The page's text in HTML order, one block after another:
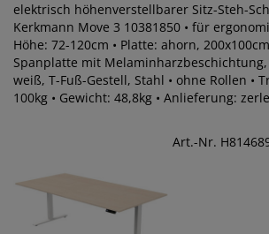
elektrisch höhenverstellbarer Sitz-Steh-
Kerkmann Move 3 10381850 • für
Höhe: 72-120cm • Platte: ahorn,
Spanplatte mit Melaminharzbeschichtung,
weiß, T-Fuß-Gestell, Stahl • ohne Rollen •
100kg • Gewicht: 48,8kg • Anlieferung:
Art.-Nr.